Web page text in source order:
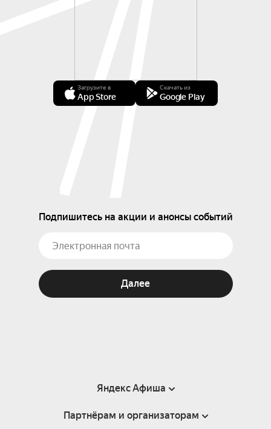
Загрузите в
App Store
Скачать из
Google Play
Подпишитесь на акции и анонсы событий
Далее
Яндекс Афиша
Справка
Партнёрам и организаторам